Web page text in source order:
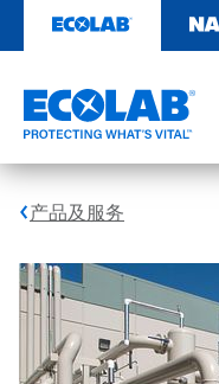
至
产品及服务